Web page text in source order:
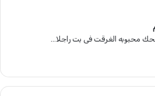
محبوبه الغرقت فى بت راجلا...